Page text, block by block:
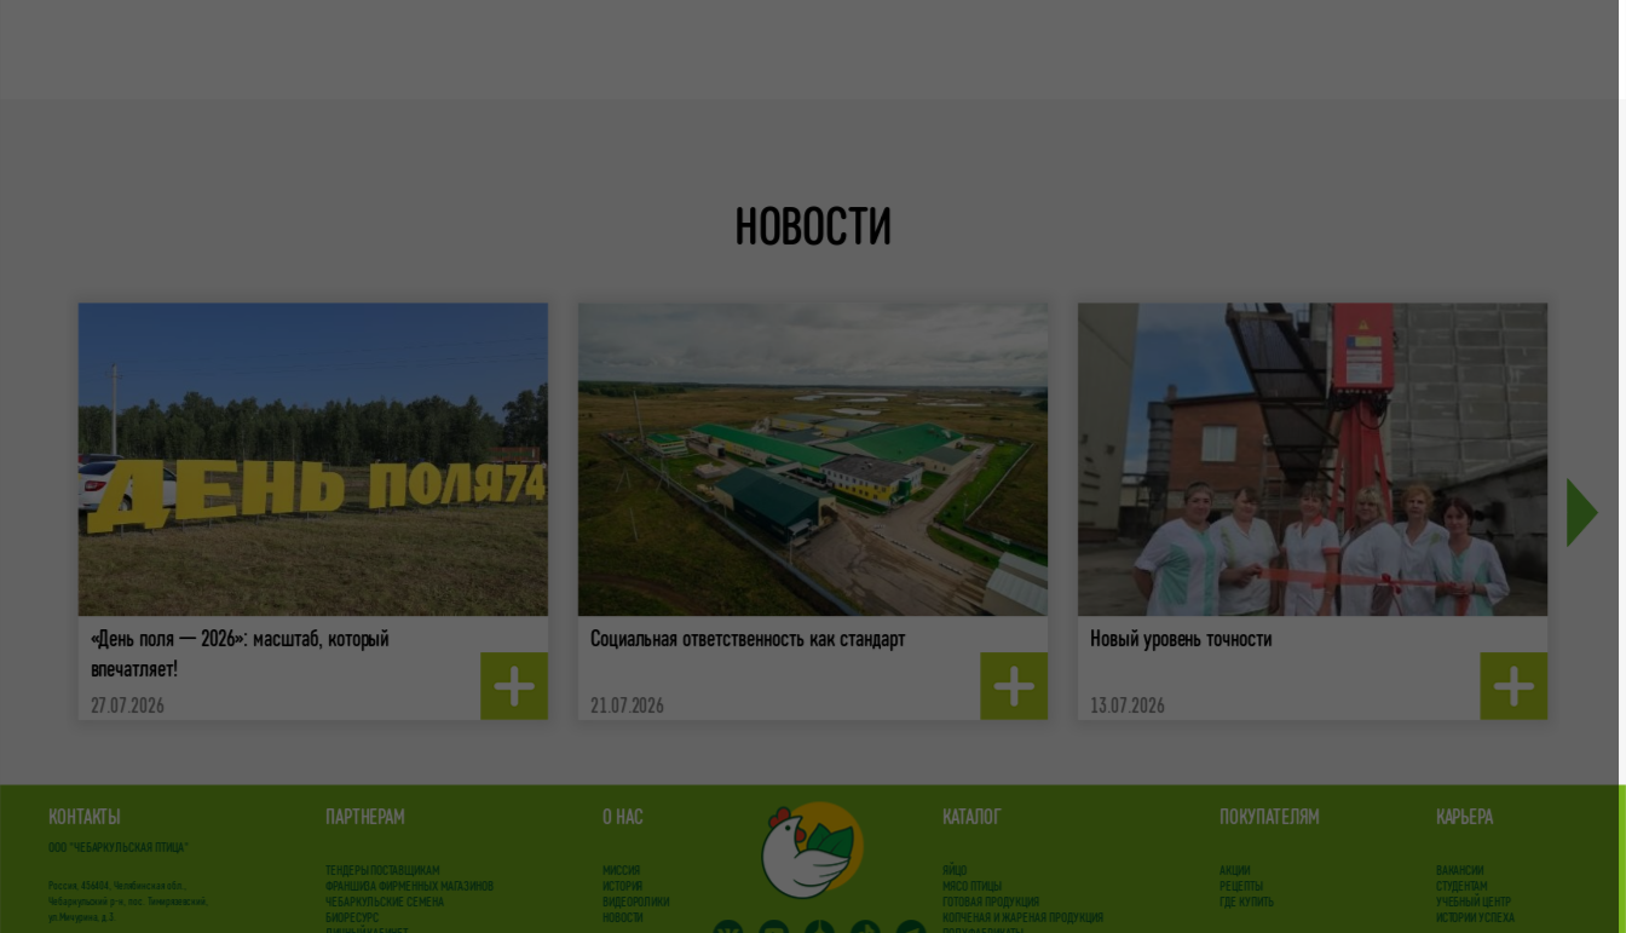
НОВОСТИ
«День поля — 2026»: масштаб, который
впечатляет!
27.07.2026
Социальная ответственность как стандарт
21.07.2026
Новый уровень точности
13.07.2026
КОНТАКТЫ ПАРТНЕРАМ О НАС КАТАЛОГ ПОКУПАТЕЛЯМ КАРЬЕРА
ООО "ЧЕБАРКУЛЬСКАЯ ПТИЦА"
Россия, 456404, Челябинская обл.,
Чебаркульский р-н, пос. Тимирязевский,
ул.Мичурина, д.3.
ТЕНДЕРЫ ПОСТАВЩИКАМ МИССИЯ ЯЙЦО АКЦИИ
ВАКАНСИИ
ФРАНШИЗА ФИРМЕННЫХ МАГАЗИНОВ
ИСТОРИЯ МЯСО ПТИЦЫ РЕЦЕПТЫ
СТУДЕНТАМ
ЧЕБАРКУЛЬСКИЕ СЕМЕНА
ВИДЕОРОЛИКИ ГОТОВАЯ ПРОДУКЦИЯ ГДЕ КУПИТЬ
УЧЕБНЫЙ ЦЕНТР
БИОРЕСУРС
НОВОСТИ КОПЧЕНАЯ И ЖАРЕНАЯ ПРОДУКЦИЯ
ИСТОРИИ УСПЕХА